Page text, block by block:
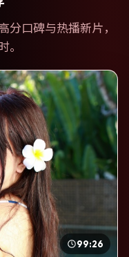
分口碑与热播新片，
。
99:26